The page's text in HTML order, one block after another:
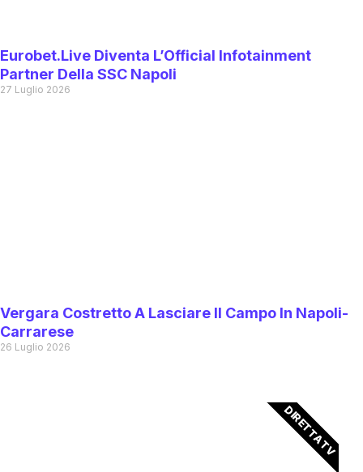
Eurobet.live Diventa L’Official Infotainment
Partner Della SSC Napoli
27 Luglio 2026
Vergara Costretto A Lasciare Il Campo In Napoli-
Carrarese
26 Luglio 2026
DIRETTA TV